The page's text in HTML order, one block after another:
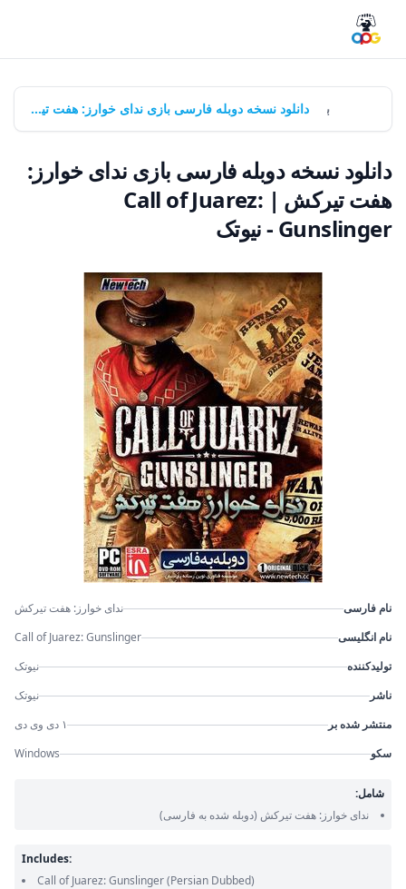
دانلود نسخه دوبله فارسی بازی ندای خوارز: هفت تیرکش | Call of Juarez: Gunslinger - نیوتک
دانلود نسخه دوبله فارسی بازی ندای خوارز:
هفت تیرکش | Call of Juarez:
Gunslinger - نیوتک
نام فارسی
ندای خوارز: هفت تیرکش
نام انگلیسی
Call of Juarez: Gunslinger
تولیدکننده
نیوتک
ناشر
نیوتک
منتشر شده بر
۱ دی وی دی
سکو
Windows
شامل:
ندای خوارز: هفت تیرکش (دوبله شده به فارسی)
Includes:
Call of Juarez: Gunslinger(Persian Dubbed)